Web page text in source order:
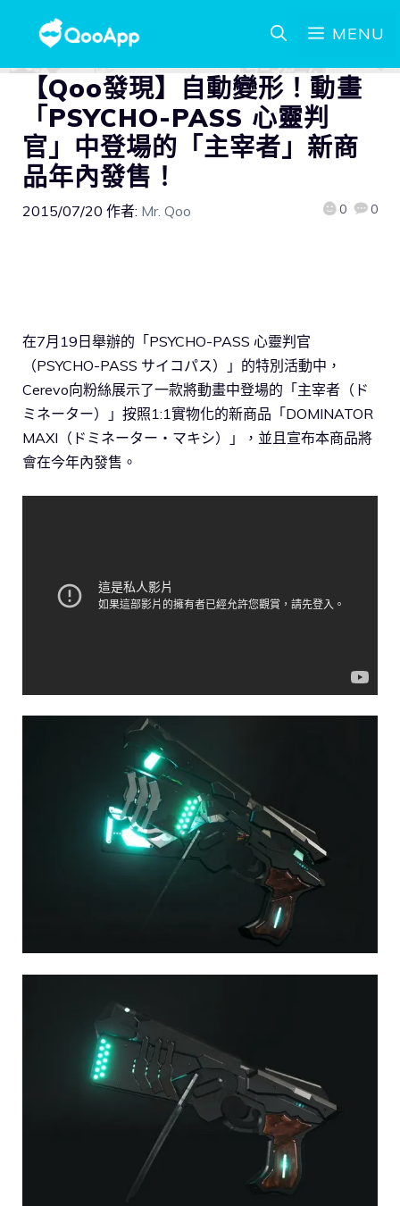
MENU
【Qoo發現】自動變形！動畫
「PSYCHO-PASS 心靈判
官」中登場的「主宰者」新商
品年內發售！
2015/07/20 作者: Mr. Qoo 0 0
在7月19日舉辦的「PSYCHO-PASS 心靈判官
（PSYCHO-PASS サイコパス）」的特別活動中，
Cerevo向粉絲展示了一款將動畫中登場的「主宰者（ド
ミネーター）」按照1:1實物化的新商品「DOMINATOR
MAXI（ドミネーター・マキシ）」，並且宣布本商品將
會在今年內發售。